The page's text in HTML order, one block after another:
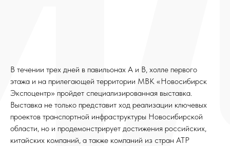
В течении трех дней в павильонах А и B, холле первого
этажа и на прилегающей территории МВК «Новосибирск
Экспоцентр» пройдет специализированная выставка.
Выставка не только представит ход реализации ключевых
проектов транспортной инфраструктуры Новосибирской
области, но и продемонстрирует достижения российских,
китайских компаний, а также компаний из стран АТР